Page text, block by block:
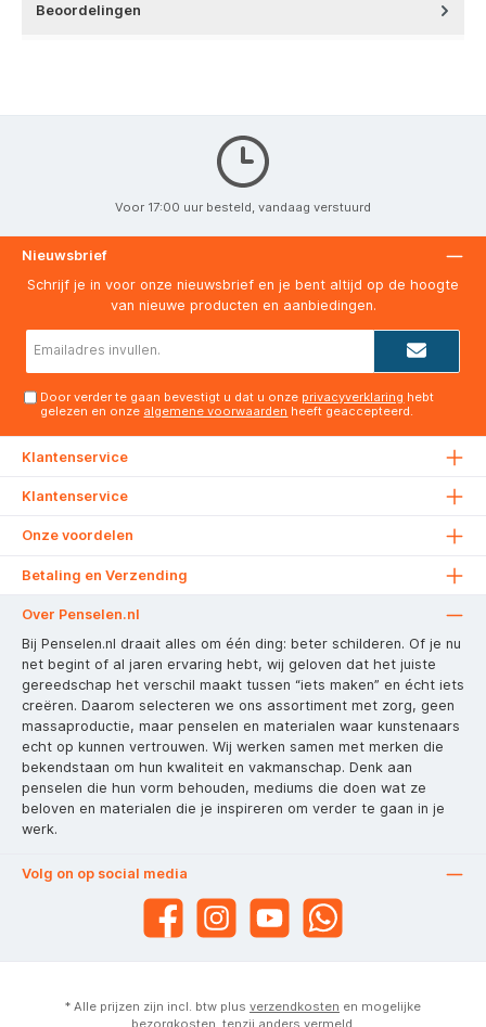
Beoordelingen
Voor 17:00 uur besteld, vandaag verstuurd
Nieuwsbrief
Schrijf je in voor onze nieuwsbrief en je bent altijd op de hoogte
van nieuwe producten en aanbiedingen.
Door verder te gaan bevestigt u dat u onze privacyverklaring hebt
gelezen en onze algemene voorwaarden heeft geaccepteerd.
Klantenservice
Klantenservice
Onze voordelen
Betaling en Verzending
Over Penselen.nl
Bij Penselen.nl draait alles om één ding: beter schilderen. Of je nu
net begint of al jaren ervaring hebt, wij geloven dat het juiste
gereedschap het verschil maakt tussen “iets maken” en écht iets
creëren. Daarom selecteren we ons assortiment met zorg, geen
massaproductie, maar penselen en materialen waar kunstenaars
echt op kunnen vertrouwen. Wij werken samen met merken die
bekendstaan om hun kwaliteit en vakmanschap. Denk aan
penselen die hun vorm behouden, mediums die doen wat ze
beloven en materialen die je inspireren om verder te gaan in je
werk.
Volg on op social media
* Alle prijzen zijn incl. btw plus verzendkosten en mogelijke
bezorgkosten, tenzij anders vermeld.